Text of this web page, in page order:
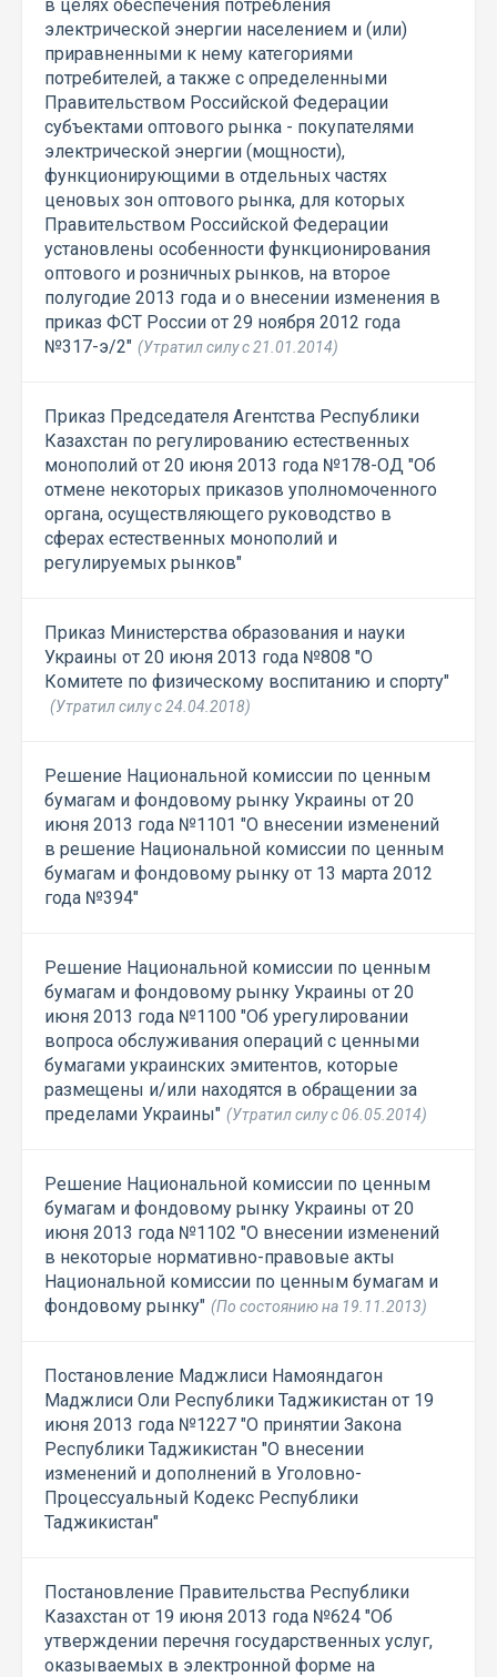
в целях обеспечения потребления
электрической энергии населением и (или)
приравненными к нему категориями
потребителей, а также с определенными
Правительством Российской Федерации
субъектами оптового рынка - покупателями
электрической энергии (мощности),
функционирующими в отдельных частях
ценовых зон оптового рынка, для которых
Правительством Российской Федерации
установлены особенности функционирования
оптового и розничных рынков, на второе
полугодие 2013 года и о внесении изменения в
приказ ФСТ России от 29 ноября 2012 года
№317-э/2" (Утратил силу с 21.01.2014)
Приказ Председателя Агентства Республики
Казахстан по регулированию естественных
монополий от 20 июня 2013 года №178-ОД "Об
отмене некоторых приказов уполномоченного
органа, осуществляющего руководство в
сферах естественных монополий и
регулируемых рынков"
Приказ Министерства образования и науки
Украины от 20 июня 2013 года №808 "О
Комитете по физическому воспитанию и спорту"
(Утратил силу с 24.04.2018)
Решение Национальной комиссии по ценным
бумагам и фондовому рынку Украины от 20
июня 2013 года №1101 "О внесении изменений
в решение Национальной комиссии по ценным
бумагам и фондовому рынку от 13 марта 2012
года №394"
Решение Национальной комиссии по ценным
бумагам и фондовому рынку Украины от 20
июня 2013 года №1100 "Об урегулировании
вопроса обслуживания операций с ценными
бумагами украинских эмитентов, которые
размещены и/или находятся в обращении за
пределами Украины" (Утратил силу с 06.05.2014)
Решение Национальной комиссии по ценным
бумагам и фондовому рынку Украины от 20
июня 2013 года №1102 "О внесении изменений
в некоторые нормативно-правовые акты
Национальной комиссии по ценным бумагам и
фондовому рынку" (По состоянию на 19.11.2013)
Постановление Маджлиси Намояндагон
Маджлиси Оли Республики Таджикистан от 19
июня 2013 года №1227 "О принятии Закона
Республики Таджикистан "О внесении
изменений и дополнений в Уголовно-
Процессуальный Кодекс Республики
Таджикистан"
Постановление Правительства Республики
Казахстан от 19 июня 2013 года №624 "Об
утверждении перечня государственных услуг,
оказываемых в электронной форме на